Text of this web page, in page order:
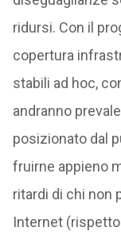
ridursi. Con il
copertura
stabili ad hoc,
andranno
posizionato dal
fruirne appieno
ritardi di chi non
Internet